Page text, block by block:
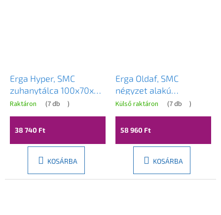
Erga Hyper, SMC
zuhanytálca 100x70x2,6
cm + szifon, matt
szürke, ERG-V06-SMC-
7010S-GR
Raktáron (7 db )
38 740 Ft
KOSÁRBA
Erga Oldaf, SMC
négyzet alakú
zuhanytálca 90 x 90
cm, szürke matt, ERG-
GMA-OL-9090G
Külső raktáron (7 db )
58 960 Ft
KOSÁRBA